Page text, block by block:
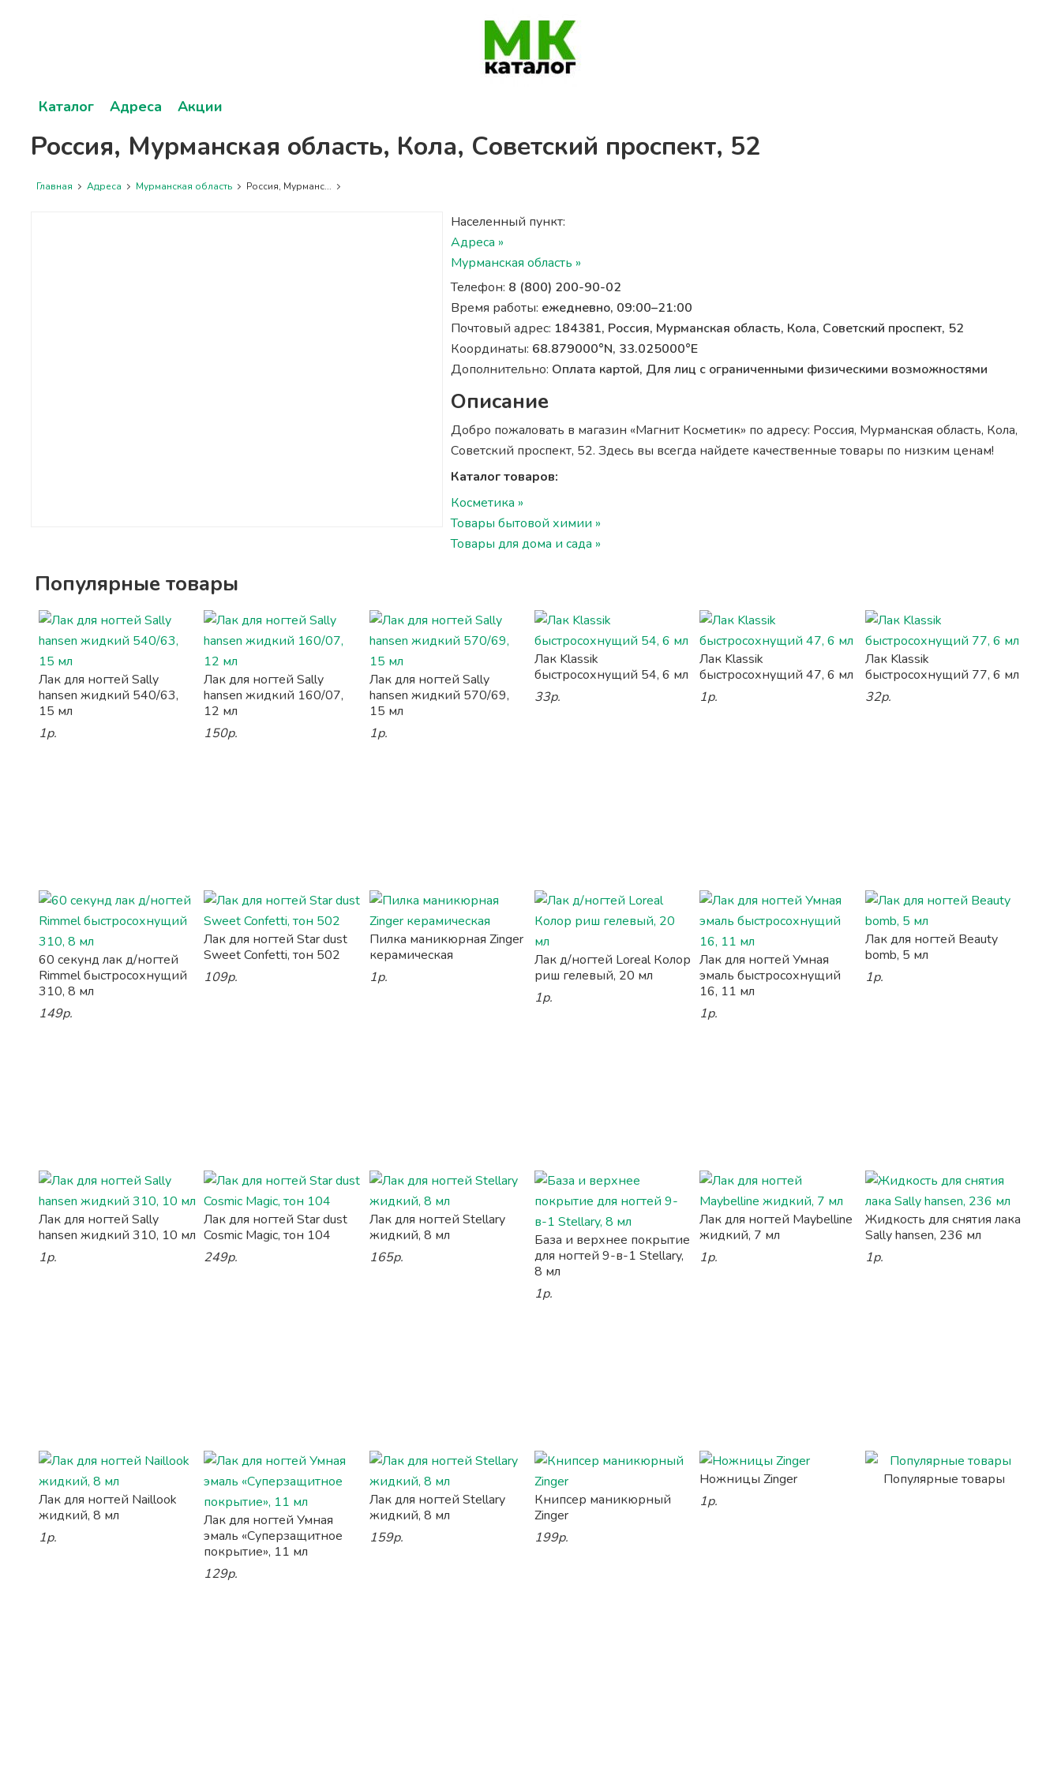
Каталог Адреса Акции
Россия, Мурманская область, Кола, Советский проспект, 52
Главная Адреса Мурманская область Россия, Мурманс...
Населенный пункт:
Адреса »
Мурманская область »
Телефон: 8 (800) 200-90-02
Время работы: ежедневно, 09:00–21:00
Почтовый адрес: 184381, Россия, Мурманская область, Кола, Советский проспект, 52
Координаты: 68.879000°N, 33.025000°E
Дополнительно: Оплата картой, Для лиц с ограниченными физическими возможностями
Описание
Добро пожаловать в магазин «Магнит Косметик» по адресу: Россия, Мурманская область, Кола,
Советский проспект, 52. Здесь вы всегда найдете качественные товары по низким ценам!
Каталог товаров:
Косметика »
Товары бытовой химии »
Товары для дома и сада »
Популярные товары
Лак для ногтей Sally
hansen жидкий 540/63,
15 мл
1р.
Лак для ногтей Sally
hansen жидкий 160/07,
12 мл
150р.
Лак для ногтей Sally
hansen жидкий 570/69,
15 мл
1р.
Лак Klassik
быстросохнущий 54, 6 мл
33р.
Лак Klassik
быстросохнущий 47, 6 мл
1р.
Лак Klassik
быстросохнущий 77, 6 мл
32р.
60 секунд лак д/ногтей
Rimmel быстросохнущий
310, 8 мл
149р.
Лак для ногтей Star dust
Sweet Confetti, тон 502
109р.
Пилка маникюрная Zinger
керамическая
1р.
Лак д/ногтей Loreal Колор
риш гелевый, 20 мл
1р.
Лак для ногтей Умная
эмаль быстросохнущий
16, 11 мл
1р.
Лак для ногтей Beauty
bomb, 5 мл
1р.
Лак для ногтей Sally
hansen жидкий 310, 10 мл
1р.
Лак для ногтей Star dust
Cosmic Magic, тон 104
249р.
Лак для ногтей Stellary
жидкий, 8 мл
165р.
База и верхнее покрытие
для ногтей 9-в-1 Stellary,
8 мл
1р.
Лак для ногтей Maybelline
жидкий, 7 мл
1р.
Жидкость для снятия лака
Sally hansen, 236 мл
1р.
Лак для ногтей Naillook
жидкий, 8 мл
1р.
Лак для ногтей Умная
эмаль «Суперзащитное
покрытие», 11 мл
129р.
Лак для ногтей Stellary
жидкий, 8 мл
159р.
Книпсер маникюрный
Zinger
199р.
Ножницы Zinger
1р.
Популярные товары